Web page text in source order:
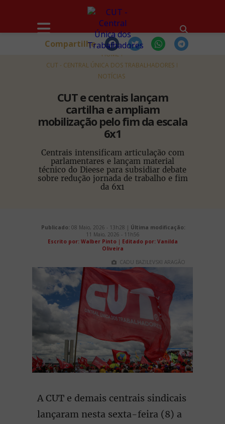
HOME
CUT - CENTRAL ÚNICA DOS TRABALHADORES
NOTÍCIAS
CUT e centrais lançam
cartilha e ampliam
mobilização pelo fim da escala
6x1
Centrais intensificam articulação com
parlamentares e lançam material
técnico do Dieese para subsidiar debate
sobre redução jornada de trabalho e fim
da 6x1
Compartilhe
Publicado: 08 Maio, 2026 - 13h28 | Última modificação:
11 Maio, 2026 - 11h56
Escrito por: Walber Pinto| Editado por: Vanilda
Oliveira
CADU BAZILEVSKI ARAGÃO
A CUT e demais centrais sindicais
lançaram nesta sexta-feira (8) a